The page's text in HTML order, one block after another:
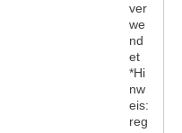
ver
we
nd
et
*Hi
nw
eis:
reg